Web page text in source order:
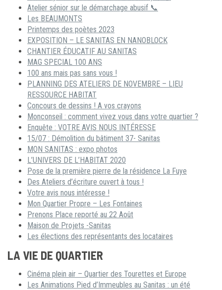
Atelier sénior sur le démarchage abusif 📞
Les BEAUMONTS
Printemps des poètes 2023
EXPOSITION – LE SANITAS EN NANOBLOCK
CHANTIER ÉDUCATIF AU SANITAS
MAG SPECIAL 100 ANS
100 ans mais pas sans vous !
PLANNING DES ATELIERS DE NOVEMBRE – LIEU
RESSOURCE HABITAT
Concours de dessins ! A vos crayons
Monconseil : comment vivez vous dans votre quartier ?
Enquête : VOTRE AVIS NOUS INTÉRESSE
15/07 : Démolition du bâtiment 37- Sanitas
MON SANITAS : expo photos
L’UNIVERS DE L’HABITAT 2020
Pose de la première pierre de la résidence La Fuye
Des Ateliers d’écriture ouvert à tous !
Votre avis nous intéresse !
Mon Quartier Propre – Les Fontaines
Prenons Place reporté au 22 Août
Maison de Projets -Sanitas
Les élections des représentants des locataires
LA VIE DE QUARTIER
Cinéma plein air – Quartier des Tourettes et Europe
Les Animations Pied d’Immeubles au Sanitas : un été